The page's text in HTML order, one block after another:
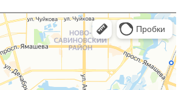
8 на карте Москвы, ближайшее метро Новокузнецкая —